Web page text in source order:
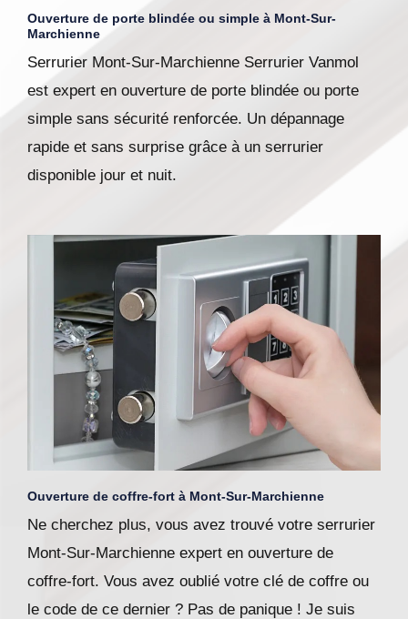
Ouverture de porte blindée ou simple à Mont-Sur-
Marchienne
Serrurier Mont-Sur-Marchienne Serrurier Vanmol
est expert en ouverture de porte blindée ou porte
simple sans sécurité renforcée. Un dépannage
rapide et sans surprise grâce à un serrurier
disponible jour et nuit.
Ouverture de coffre-fort à Mont-Sur-Marchienne
Ne cherchez plus, vous avez trouvé votre serrurier
Mont-Sur-Marchienne expert en ouverture de
coffre-fort. Vous avez oublié votre clé de coffre ou
le code de ce dernier ? Pas de panique ! Je suis